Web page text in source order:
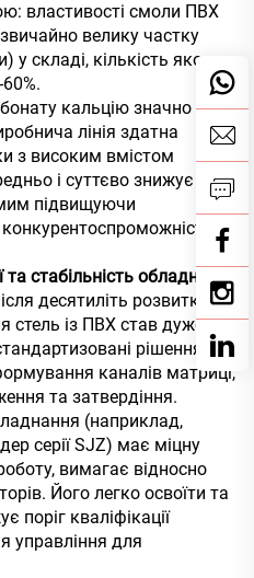
властивості смоли ПВХ
велику частку
складі, кількість якого
кальцію значно
лінія здатна
з високим вмістом
і суттєво знижує
підвищуючи
та стабільність обладнання
десятиліть розвитку
стель із ПВХ став дуже
рішення
каналів матриці,
та затвердіння.
(наприклад,
серії SJZ) має міцну
вимагає відносно
Його легко освоїти та
поріг кваліфікації
управління для